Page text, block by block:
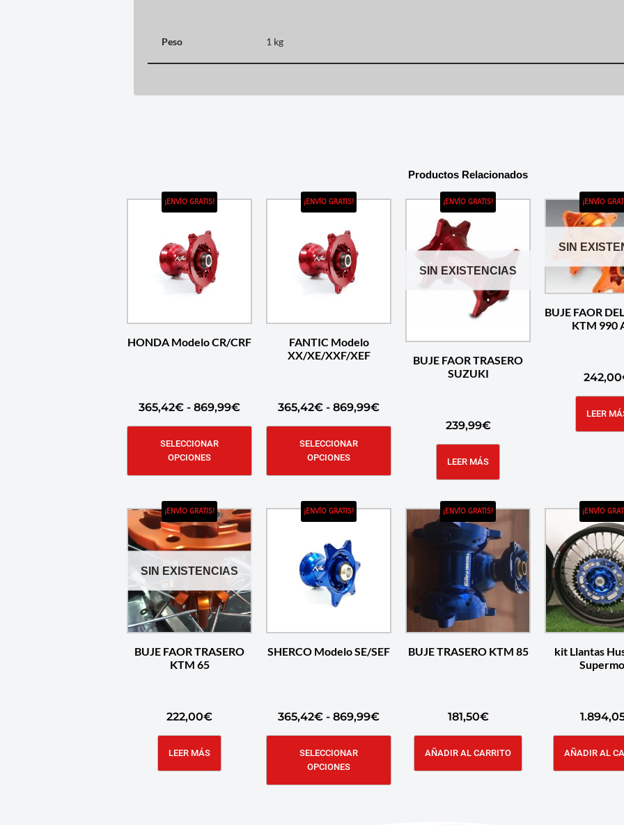
Peso 1 kg
Productos Relacionados
¡ENVÍO GRATIS!
HONDA Modelo CR/CRF
365,42€ - 869,99€
SELECCIONAR
OPCIONES
¡ENVÍO GRATIS!
FANTIC Modelo
XX/XE/XXF/XEF
365,42€ - 869,99€
SELECCIONAR
OPCIONES
SIN EXISTENCIAS
¡ENVÍO GRATIS!
BUJE FAOR TRASERO
SUZUKI
239,99€
LEER MÁS
SIN
¡ENVÍO
BUJE FAOR
KTM 990
242,00
LEER
SIN EXISTENCIAS
¡ENVÍO GRATIS!
BUJE FAOR TRASERO
KTM 65
222,00€
LEER MÁS
¡ENVÍO GRATIS!
SHERCO Modelo SE/SEF
365,42€ - 869,99€
SELECCIONAR
OPCIONES
¡ENVÍO GRATIS!
BUJE TRASERO KTM 85
181,50€
AÑADIR AL CARRITO
¡ENVÍO
kit Llantas
AÑADIR AL